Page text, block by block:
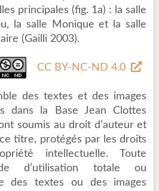
principales (fig. 1a) : la salle
la salle Monique et la salle
(Gailli 2003).
CC BY-NC-ND 4.0
des textes et des images
dans la Base Jean Clottes
soumis au droit d’auteur et
titre, protégés par les droits
intellectuelle. Toute
d’utilisation totale ou
des textes ou des images